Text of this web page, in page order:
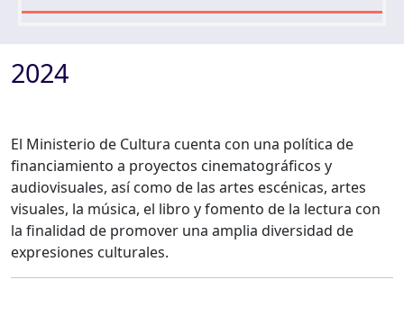
2024
El Ministerio de Cultura cuenta con una política de
financiamiento a proyectos cinematográficos y
audiovisuales, así como de las artes escénicas, artes
visuales, la música, el libro y fomento de la lectura con
la finalidad de promover una amplia diversidad de
expresiones culturales.